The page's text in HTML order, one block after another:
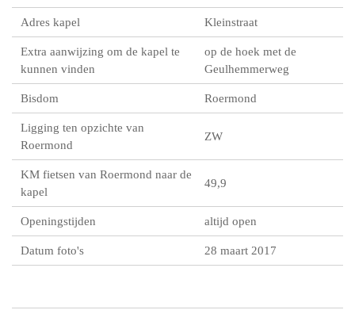
Adres kapel Kleinstraat
Extra aanwijzing om de kapel te
kunnen vinden
op de hoek met de
Geulhemmerweg
Bisdom Roermond
Ligging ten opzichte van
Roermond
ZW
KM fietsen van Roermond naar de
kapel
49,9
Openingstijden altijd open
Datum foto's 28 maart 2017